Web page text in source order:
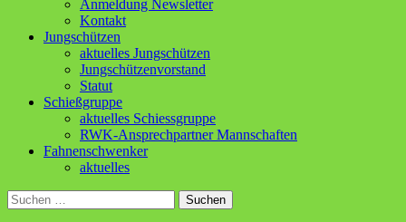
Anmeldung Newsletter
Kontakt
Jungschützen
aktuelles Jungschützen
Jungschützenvorstand
Statut
Schießgruppe
aktuelles Schiessgruppe
RWK-Ansprechpartner Mannschaften
Fahnenschwenker
aktuelles
Suchen
nach: